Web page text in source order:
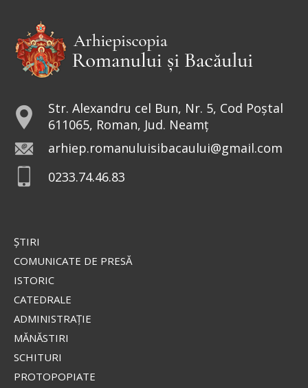
Ev. Matei 17, 24-27; 18, 1-4
Preia articolele Doxologia în site-ul tău!
Str. Alexandru cel Bun, Nr. 5, Cod Poștal
611065, Roman, Jud. Neamț
arhiep.romanuluisibacaului@gmail.com
0233.74.46.83
ŞTIRI
COMUNICATE DE PRESĂ
ISTORIC
CATEDRALE
ADMINISTRAŢIE
MĂNĂSTIRI
SCHITURI
PROTOPOPIATE